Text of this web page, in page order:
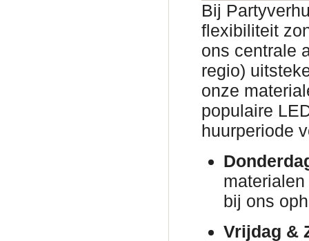
Bij
flexibiliteit
ons centrale
regio)
onze
populaire
huurperiode
bij ons
Vrijdag &